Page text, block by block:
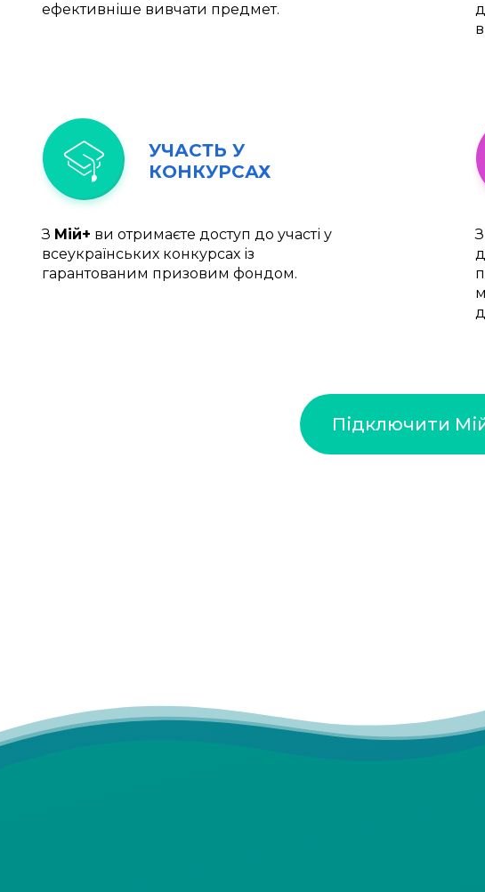
ефективніше вивчати предмет.
УЧАСТЬ У
КОНКУРСАХ
З Мій+ ви отримаєте доступ до участі у
всеукраїнських конкурсах із
гарантованим призовим фондом.
З
Підключити